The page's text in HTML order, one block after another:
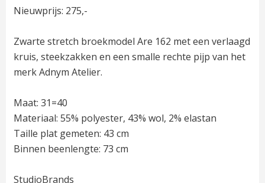
Nieuwprijs: 275,-
Zwarte stretch broekmodel Are 162 met een verlaagd
kruis, steekzakken en een smalle rechte pijp van het
merk Adnym Atelier.
Maat: 31=40
Materiaal: 55% polyester, 43% wol, 2% elastan
Taille plat gemeten: 43 cm
Binnen beenlengte: 73 cm
StudioBrands